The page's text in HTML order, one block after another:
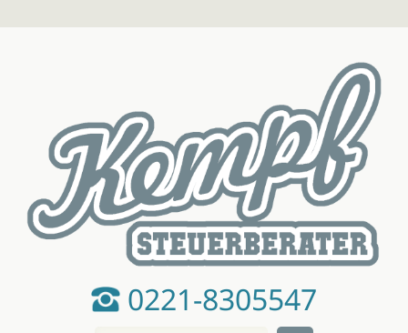
0221-8305547